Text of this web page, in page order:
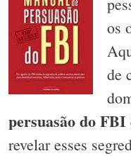
os
de
persuasão do FBI
revelar esses